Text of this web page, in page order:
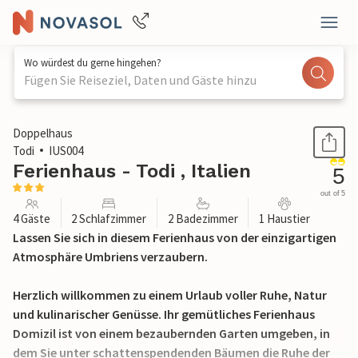
Wo würdest du gerne hingehen?
Fügen Sie Reiseziel, Daten und Gäste hinzu
1 / 40
Doppelhaus
Todi
IUS004
Ferienhaus - Todi , Italien 5
out of 5
4 Gäste 2 Schlafzimmer 2 Badezimmer 1 Haustier
Lassen Sie sich in diesem Ferienhaus von der einzigartigen
Atmosphäre Umbriens verzaubern.
Herzlich willkommen zu einem Urlaub voller Ruhe, Natur
und kulinarischer Genüsse. Ihr gemütliches Ferienhaus
Domizil ist von einem bezaubernden Garten umgeben, in
dem Sie unter schattenspendenden Bäumen die Ruhe der